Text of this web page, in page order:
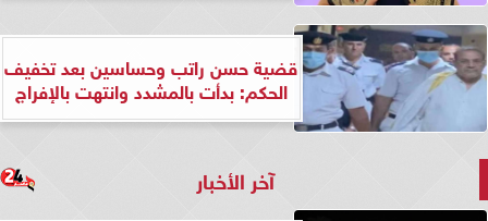
قضية حسن راتب وحساسين بعد تخفيف
الحكم: بدأت بالمشدد وانتهت بالإفراج
آخر الأخبار